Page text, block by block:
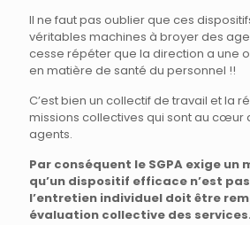
Il ne faut pas oublier que ces
véritables machines à broyer des
cesse répéter que la direction a une
en matière de santé du personnel !!
C’est bien un collectif de travail et la
missions collectives qui sont au cœur
agents.
Par conséquent le SGPA exige
qu’un dispositif efficace n’est
l’entretien individuel doit être
évaluation collective des services.